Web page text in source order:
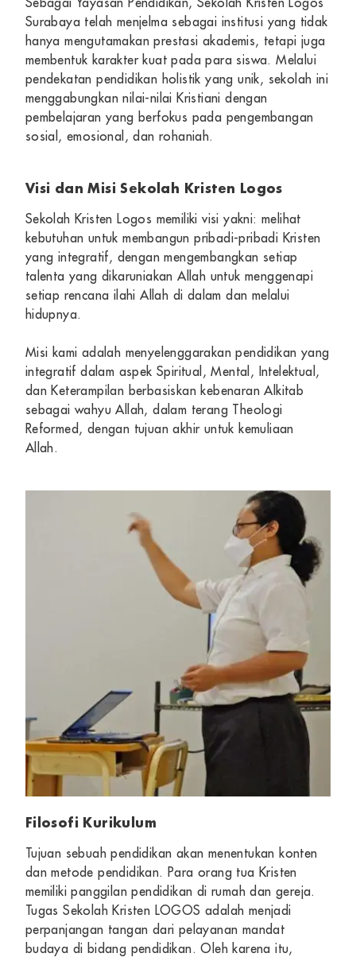
Surabaya telah menjelma sebagai institusi yang tidak
hanya mengutamakan prestasi akademis, tetapi juga
membentuk karakter kuat pada para siswa. Melalui
pendekatan pendidikan holistik yang unik, sekolah ini
menggabungkan nilai-nilai Kristiani dengan
pembelajaran yang berfokus pada pengembangan
sosial, emosional, dan rohaniah.
Visi dan Misi Sekolah Kristen Logos
Sekolah Kristen Logos memiliki visi yakni: melihat
kebutuhan untuk membangun pribadi-pribadi Kristen
yang integratif, dengan mengembangkan setiap
talenta yang dikaruniakan Allah untuk menggenapi
setiap rencana ilahi Allah di dalam dan melalui
hidupnya.
Misi kami adalah menyelenggarakan pendidikan yang
integratif dalam aspek Spiritual, Mental, Intelektual,
dan Keterampilan berbasiskan kebenaran Alkitab
sebagai wahyu Allah, dalam terang Theologi
Reformed, dengan tujuan akhir untuk kemuliaan
Allah.
Filosofi Kurikulum
Tujuan sebuah pendidikan akan menentukan konten
dan metode pendidikan. Para orang tua Kristen
memiliki panggilan pendidikan di rumah dan gereja.
Tugas Sekolah Kristen LOGOS adalah menjadi
perpanjangan tangan dari pelayanan mandat
budaya di bidang pendidikan. Oleh karena itu,